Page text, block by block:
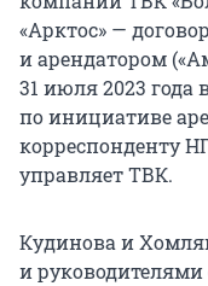
«Арктос» —
и арендатором
31 июля 2023 года
по инициативе
корреспонденту
управляет ТВК.
Кудинова и
и